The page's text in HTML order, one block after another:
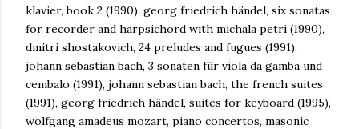
klavier, book 2 (1990), georg friedrich händel, six sonatas
for recorder and harpsichord with michala petri (1990),
dmitri shostakovich, 24 preludes and fugues (1991),
johann sebastian bach, 3 sonaten für viola da gamba und
cembalo (1991), johann sebastian bach, the french suites
(1991), georg friedrich händel, suites for keyboard (1995),
wolfgang amadeus mozart, piano concertos, masonic